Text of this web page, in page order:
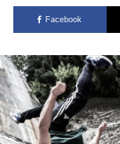
Facebook